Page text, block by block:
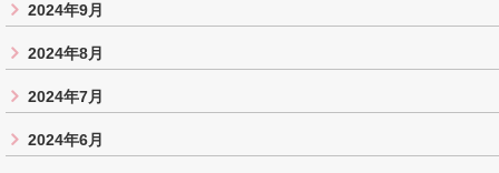
2024年9月
2024年8月
2024年7月
2024年6月